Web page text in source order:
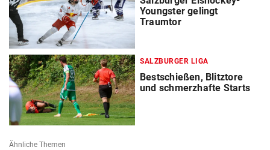
Youngster gelingt
Traumtor
SALZBURGER LIGA
Bestschießen, Blitztore
und schmerzhafte Starts
Ähnliche Themen